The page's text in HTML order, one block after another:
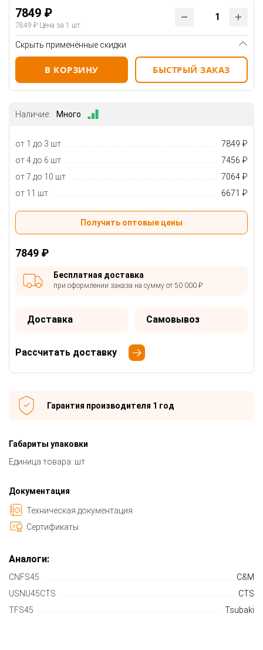
7849 ₽
7849 ₽ Цена за 1 шт
Скрыть применённые скидки
В КОРЗИНУ БЫСТРЫЙ ЗАКАЗ
Наличие: Много
от 1 до 3 шт
7849 ₽
от 4 до 6 шт
7456 ₽
от 7 до 10 шт
7064 ₽
от 11 шт
6671 ₽
Получить оптовые цены
7849 ₽
Бесплатная доставка
при оформлении заказа на сумму от 50 000 ₽
Доставка Самовывоз
Рассчитать доставку
Гарантия производителя 1 год
Габариты упаковки
Единица товара: шт
Документация
Техническая документация
Сертификаты
Аналоги:
CNFS45
C&M
USNU45CTS
CTS
TFS45
Tsubaki